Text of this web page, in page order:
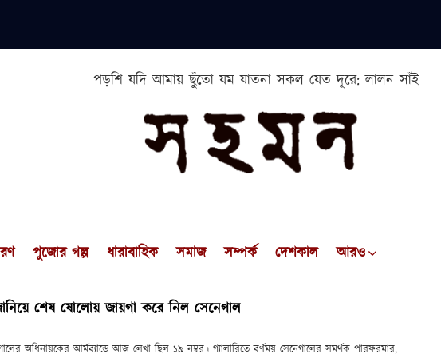
পড়শি যদি আমায় ছুঁতো যম যাতনা সকল যেত দূরে: লালন সাঁই
পুজোর গল্প ধারাবাহিক সমাজ সম্পর্ক দেশকাল আরও
শেষ ষোলোয় জায়গা করে নিল সেনেগাল
অধিনায়কের আর্মব্যান্ডে আজ লেখা ছিল ১৯ নম্বর। গ্যালারিতে বর্ণময় সেনেগালের সমর্থক পারফরমার,